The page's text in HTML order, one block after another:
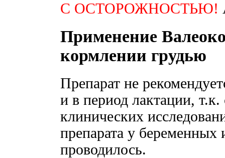
С ОСТОРОЖНОСТЬЮ!
Применение
кормлении грудью
Препарат не
и в период лактации,
клинических
препарата у
проводилось.